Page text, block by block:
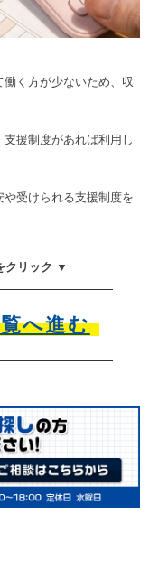
く方が少ないため、収
援制度があれば利用し
受けられる支援制度を
クリック ▼
へ進む